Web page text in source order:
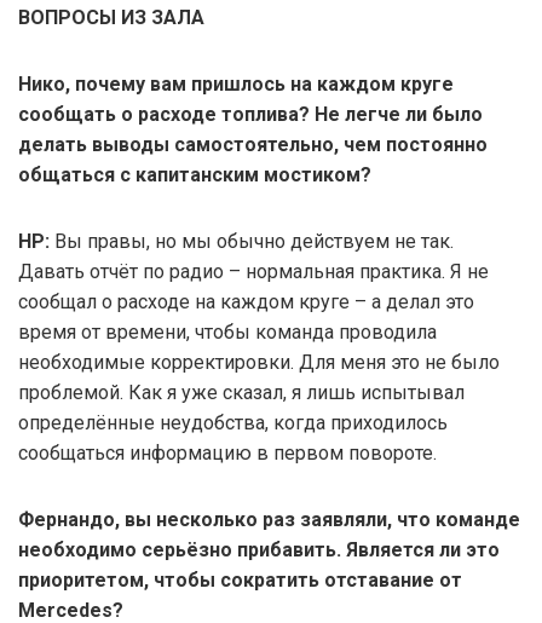
ВОПРОСЫ ИЗ ЗАЛА
Нико, почему вам пришлось на каждом круге
сообщать о расходе топлива? Не легче ли было
делать выводы самостоятельно, чем постоянно
общаться с капитанским мостиком?
НР: Вы правы, но мы обычно действуем не так.
Давать отчёт по радио – нормальная практика. Я не
сообщал о расходе на каждом круге – а делал это
время от времени, чтобы команда проводила
необходимые корректировки. Для меня это не было
проблемой. Как я уже сказал, я лишь испытывал
определённые неудобства, когда приходилось
сообщаться информацию в первом повороте.
Фернандо, вы несколько раз заявляли, что команде
необходимо серьёзно прибавить. Является ли это
приоритетом, чтобы сократить отставание от
Mercedes?